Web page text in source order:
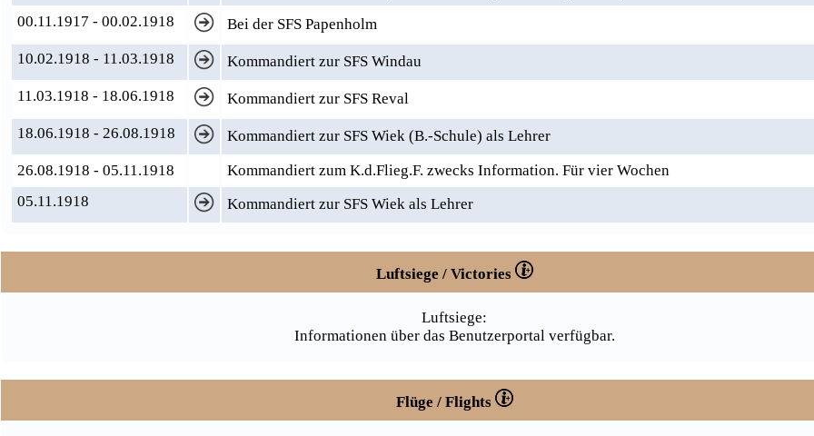
00.11.1917 - 00.02.1918
Bei der SFS Papenholm
10.02.1918 - 11.03.1918
Kommandiert zur SFS Windau
11.03.1918 - 18.06.1918
Kommandiert zur SFS Reval
18.06.1918 - 26.08.1918
Kommandiert zur SFS Wiek (B.-Schule) als Lehrer
26.08.1918 - 05.11.1918
Kommandiert zum K.d.Flieg.F. zwecks Information. Für vier Wochen
05.11.1918
Kommandiert zur SFS Wiek als Lehrer
Luftsiege / Victories
Luftsiege:
Informationen über das Benutzerportal verfügbar.
Flüge / Flights